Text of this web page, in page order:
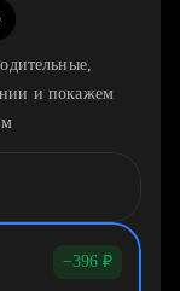
и покажем
−396 ₽